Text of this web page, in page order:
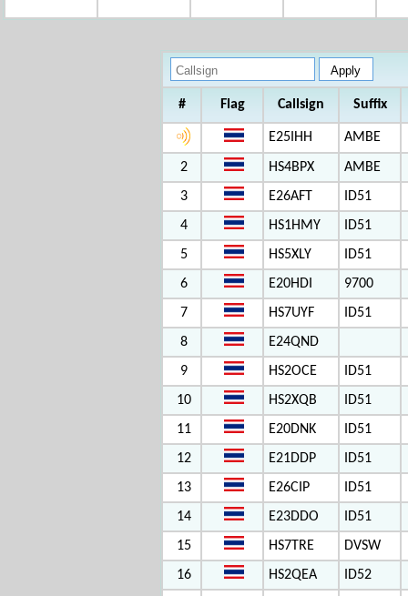
# Flag Callsign Suffix
E25IHH AMBE
2 HS4BPX
AMBE
3
E26AFT
ID51
4
HS1HMY
ID51
5
HS5XLY
ID51
6
E20HDI
9700
7
HS7UYF
ID51
8
E24QND
9
HS2OCE
ID51
10
HS2XQB
ID51
11
E20DNK
ID51
12
E21DDP
ID51
13
E26CIP
ID51
14
E23DDO
ID51
15
HS7TRE
DVSW
16
HS2QEA
ID52